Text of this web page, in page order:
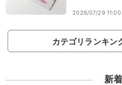
2026/07/29 11:00
カテゴリランキン
新着